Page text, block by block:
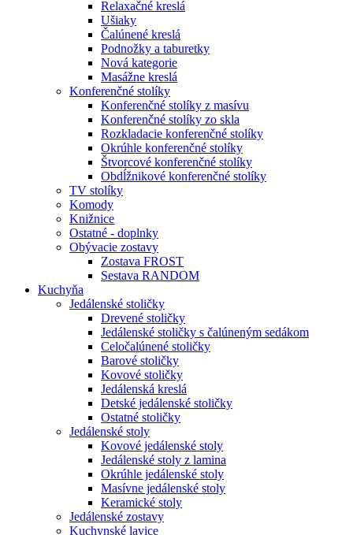
Relaxačné kreslá
Ušiaky
Čalúnené kreslá
Podnožky a taburetky
Nová kategorie
Masážne kreslá
Konferenčné stolíky
Konferenčné stolíky z masívu
Konferenčné stolíky zo skla
Rozkladacie konferenčné stolíky
Okrúhle konferenčné stolíky
Štvorcové konferenčné stolíky
Obdĺžnikové konferenčné stolíky
TV stolíky
Komody
Knižnice
Ostatné - doplnky
Obývacie zostavy
Zostava FROST
Sestava RANDOM
Kuchyňa
Jedálenské stoličky
Drevené stoličky
Jedálenské stoličky s čalúneným sedákom
Celočalúnené stoličky
Barové stoličky
Kovové stoličky
Jedálenská kreslá
Detské jedálenské stoličky
Ostatné stoličky
Jedálenské stoly
Kovové jedálenské stoly
Jedálenské stoly z lamina
Okrúhle jedálenské stoly
Masívne jedálenské stoly
Keramické stoly
Jedálenské zostavy
Kuchynské lavice